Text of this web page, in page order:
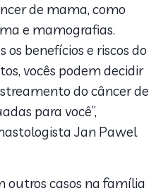
de mama, como
e mamografias.
os benefícios e riscos do
vocês podem decidir
do câncer de
para você”,
Jan Pawel
outros casos na família